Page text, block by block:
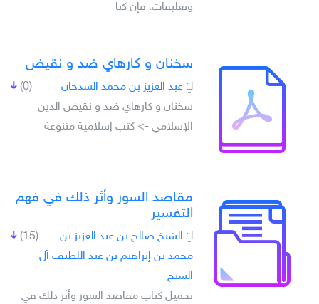
وتعليقات: فإن كتا
سخنان و کارهاي ضد و نقيض
(0) لـِ: عبد العزيز بن محمد السدحان
سخنان و کارهاي ضد و نقيض الدين
الإسلامي -> كتب إسلامية متنوعة
مقاصد السور وأثر ذلك في فهم
التفسير
(15) لـِ: الشيخ صالح بن عبد العزيز بن
محمد بن إبراهيم بن عبد اللطيف آل
الشيخ
تحميل كتاب مقاصد السور وأثر ذلك في